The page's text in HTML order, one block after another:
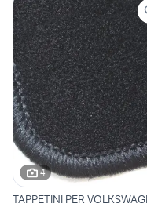
4
TAPPETINI PER